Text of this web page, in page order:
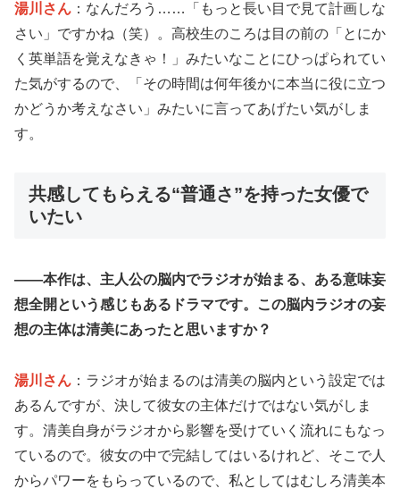
湯川さん ：なんだろう……「もっと長い目で見て計画しな
さい」ですかね（笑）。高校生のころは目の前の「とにか
く英単語を覚えなきゃ！」みたいなことにひっぱられてい
た気がするので、「その時間は何年後かに本当に役に立つ
かどうか考えなさい」みたいに言ってあげたい気がしま
す。
共感してもらえる“普通さ”を持った女優で
いたい
——本作は、主人公の脳内でラジオが始まる、ある意味妄
想全開という感じもあるドラマです。この脳内ラジオの妄
想の主体は清美にあったと思いますか？
湯川さん ：ラジオが始まるのは清美の脳内という設定では
あるんですが、決して彼女の主体だけではない気がしま
す。清美自身がラジオから影響を受けていく流れにもなっ
ているので。彼女の中で完結してはいるけれど、そこで人
からパワーをもらっているので、私としてはむしろ清美本